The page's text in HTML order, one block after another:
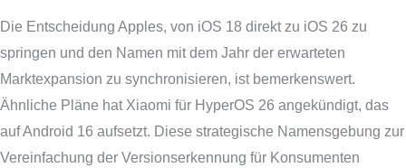
Die Entscheidung Apples, von iOS 18 direkt zu iOS 26 zu
springen und den Namen mit dem Jahr der erwarteten
Marktexpansion zu synchronisieren, ist bemerkenswert.
Ähnliche Pläne hat Xiaomi für HyperOS 26 angekündigt, das
auf Android 16 aufsetzt. Diese strategische Namensgebung zur
Vereinfachung der Versionserkennung für Konsumenten